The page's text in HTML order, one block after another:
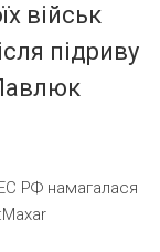
військ
підриву
РФ намагалася